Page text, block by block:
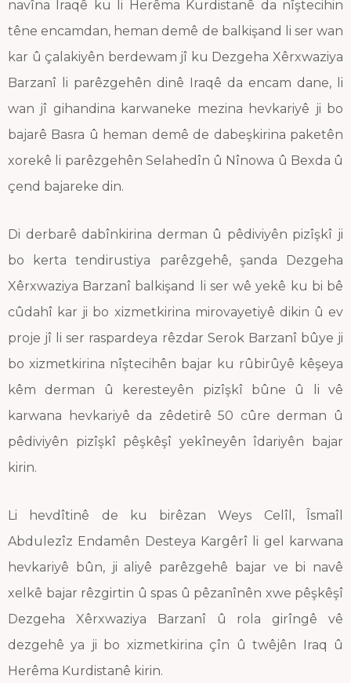
navîna Iraqê ku li Herêma Kurdistanê da nîştecihin
têne encamdan, heman demê de balkişand li ser wan
kar û çalakiyên berdewam jî ku Dezgeha Xêrxwaziya
Barzanî li parêzgehên dinê Iraqê da encam dane, li
wan jî gihandina karwaneke mezina hevkariyê ji bo
bajarê Basra û heman demê de dabeşkirina paketên
xorekê li parêzgehên Selahedîn û Nînowa û Bexda û
çend bajareke din.
Di derbarê dabînkirina derman û pêdiviyên pizîşkî ji
bo kerta tendirustiya parêzgehê, şanda Dezgeha
Xêrxwaziya Barzanî balkişand li ser wê yekê ku bi bê
cûdahî kar ji bo xizmetkirina mirovayetiyê dikin û ev
proje jî li ser raspardeya rêzdar Serok Barzanî bûye ji
bo xizmetkirina nîştecihên bajar ku rûbirûyê kêşeya
kêm derman û keresteyên pizîşkî bûne û li vê
karwana hevkariyê da zêdetirê 50 cûre derman û
pêdiviyên pizîşkî pêşkêşî yekîneyên îdariyên bajar
kirin.
Li hevdîtinê de ku birêzan Weys Celîl, Îsmaîl
Abdulezîz Endamên Desteya Kargêrî li gel karwana
hevkariyê bûn, ji aliyê parêzgehê bajar ve bi navê
xelkê bajar rêzgirtin û spas û pêzanînên xwe pêşkêşî
Dezgeha Xêrxwaziya Barzanî û rola girîngê vê
dezgehê ya ji bo xizmetkirina çîn û twêjên Iraq û
Herêma Kurdistanê kirin.